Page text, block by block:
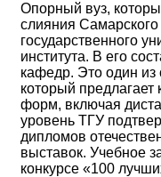
Опорный вуз,
слияния Самарского
государственного
института. В его
кафедр. Это один из
который предлагает
форм, включая
уровень ТГУ
дипломов
выставок. Учебное
конкурсе «100